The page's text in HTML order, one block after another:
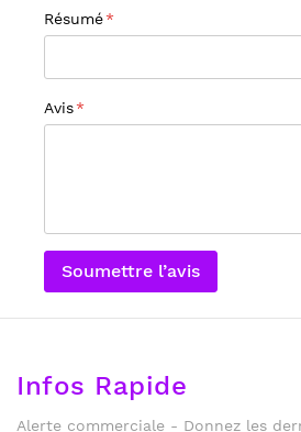
Résumé
Avis
Soumettre l’avis
Infos Rapide
Alerte commerciale - Donnez les